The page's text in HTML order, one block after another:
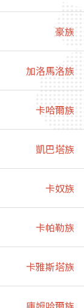
豪族
加洛馬洛族
卡哈爾族
凱巴塔族
卡奴族
卡帕勒族
卡雅斯塔族